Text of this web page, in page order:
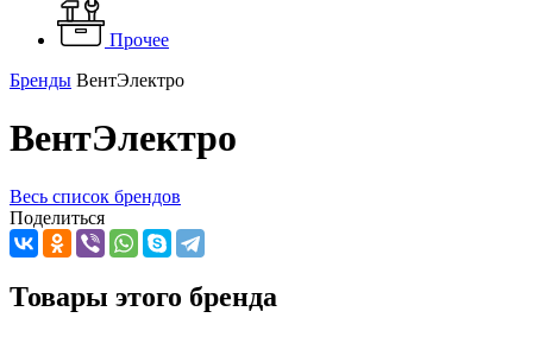
Прочее
Бренды ВентЭлектро
ВентЭлектро
Весь список брендов
Поделиться
Товары этого бренда